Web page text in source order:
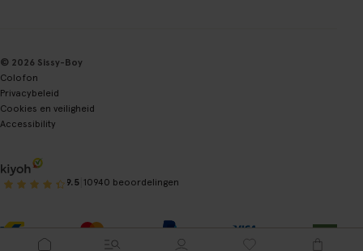
© 2026 Sissy-Boy
Colofon
Privacybeleid
Cookies en veiligheid
Accessibility
9.5 10940 beoordelingen